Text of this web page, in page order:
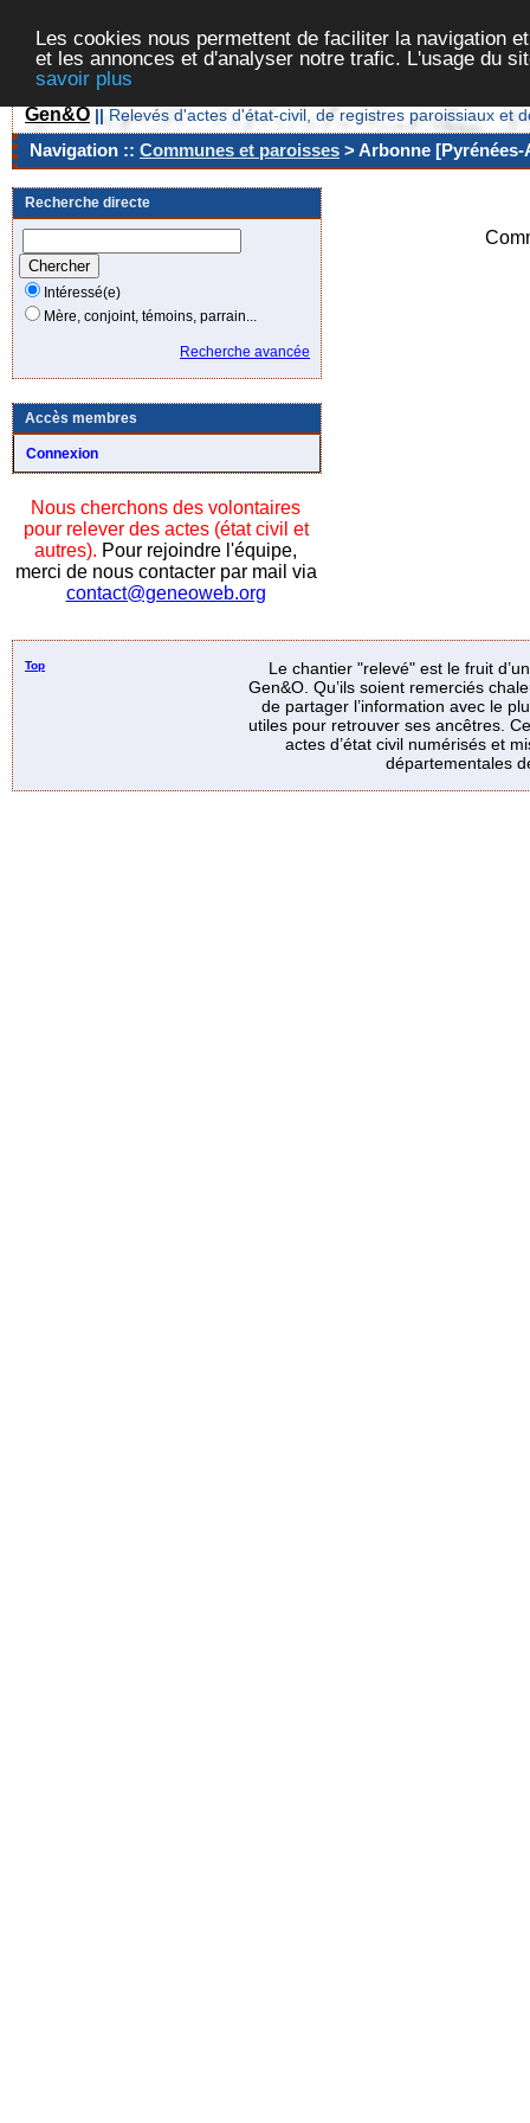
Les cookies nous permettent de faciliter la navigation
et les annonces et d'analyser notre trafic. L'usage du
savoir plus
Gen&O || Relevés d'actes d'état-civil, de registres paroissiaux et
Navigation :: Communes et paroisses > Arbonne
Recherche directe
Intéressé(e)
Mère, conjoint, témoins, parrain...
Recherche avancée
Accès membres
Connexion
Nous cherchons des volontaires
pour relever des actes (état civil et
autres). Pour rejoindre l'équipe,
merci de nous contacter par mail via
contact@geneoweb.org
Top
Le chantier "relevé" est le fruit
Gen&O. Qu’ils soient remerciés
de partager l’information avec le
utiles pour retrouver ses ancêtres.
actes d’état civil numérisés et
départementales